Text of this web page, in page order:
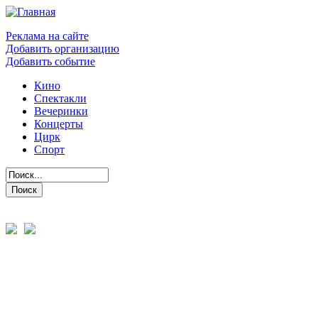
Реклама на сайте
Добавить организацию
Добавить событие
Кино
Спектакли
Вечеринки
Концерты
Цирк
Спорт